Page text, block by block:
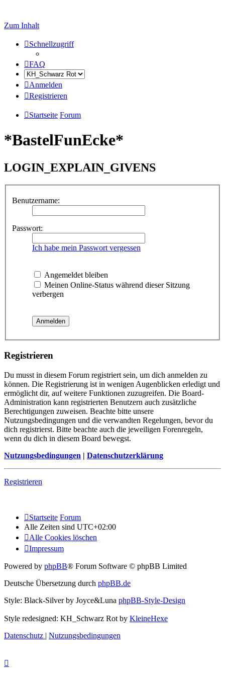
Zum Inhalt
Schnellzugriff
FAQ
Anmelden
Registrieren
Startseite Forum
*BastelFunEcke*
LOGIN_EXPLAIN_GIVENS
Benutzername:
Passwort:
Ich habe mein Passwort vergessen
Angemeldet bleiben
Meinen Online-Status während dieser Sitzung
verbergen
Registrieren
Du musst in diesem Forum registriert sein, um dich anmelden zu
können. Die Registrierung ist in wenigen Augenblicken erledigt und
ermöglicht dir, auf weitere Funktionen zuzugreifen. Die Board-
Administration kann registrierten Benutzern auch zusätzliche
Berechtigungen zuweisen. Beachte bitte unsere
Nutzungsbedingungen und die verwandten Regelungen, bevor du
dich registrierst. Bitte beachte auch die jeweiligen Forenregeln,
wenn du dich in diesem Board bewegst.
Nutzungsbedingungen | Datenschutzerklärung
Registrieren
Startseite Forum
Alle Zeiten sind UTC+02:00
Alle Cookies löschen
Impressum
Powered by phpBB® Forum Software © phpBB Limited
Deutsche Übersetzung durch phpBB.de
Style: Black-Silver by Joyce&Luna phpBB-Style-Design
Style redesigned: KH_Schwarz Rot by KleineHexe
Datenschutz | Nutzungsbedingungen